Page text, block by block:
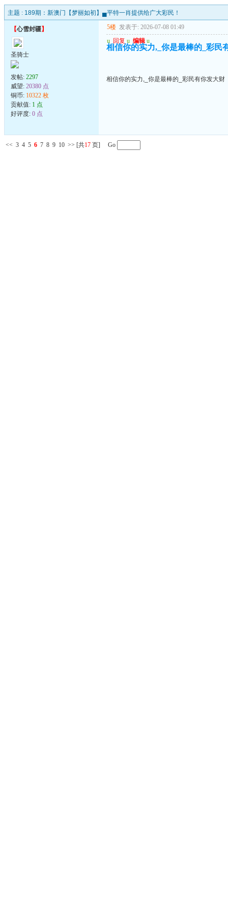
主题 : 189期：新澳门【梦丽如初】▄平特一肖提供给广大彩民！
【心雪封疆】
圣骑士
发帖: 2297
威望: 20380 点
铜币: 10322 枚
贡献值: 1 点
好评度: 0 点
5楼 发表于: 2026-07-08 01:49
u 回复 u 编辑 u
相信你的实力,_你是最棒的_彩民
相信你的实力,_你是最棒的_彩民有你发大财
<< 3 4 5 6 7 8 9 10 >> [共17 页] Go